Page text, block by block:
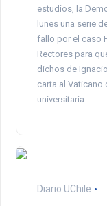
estudios, la
lunes una serie
fallo por el caso
Rectores para
dichos de
carta al Vaticano
universitaria.
Diario UChile